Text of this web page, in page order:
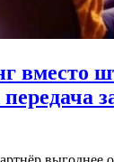
вместо